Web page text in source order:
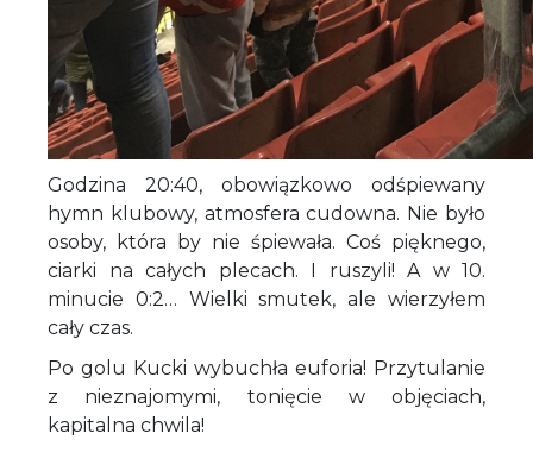
Godzina 20:40, obowiązkowo odśpiewany
hymn klubowy, atmosfera cudowna. Nie było
osoby, która by nie śpiewała. Coś pięknego,
ciarki na całych plecach. I ruszyli! A w 10.
minucie 0:2… Wielki smutek, ale wierzyłem
cały czas.
Po golu Kucki wybuchła euforia! Przytulanie
z nieznajomymi, tonięcie w objęciach,
kapitalna chwila!